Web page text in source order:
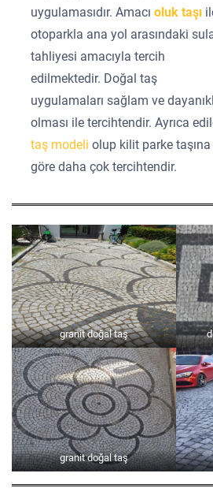
uygulamasıdır. Amacıoluk taşı
otoparkla ana yol arasındaki
tahliyesi amacıyla tercih
edilmektedir. Doğal taş
uygulamaları sağlam ve
olması ile tercihtendir. Ayrıca
taş modeliolup kilit parke taşına
göre daha çok tercihtendir.
granit doğal taş
granit doğal taş